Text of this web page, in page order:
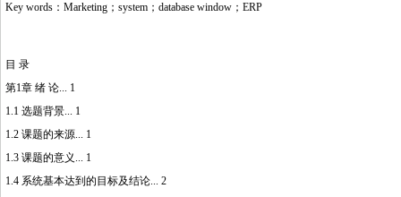
Key words：Marketing；system；database window；ERP
目 录
第1章 绪 论... 1
1.1 选题背景... 1
1.2 课题的来源... 1
1.3 课题的意义... 1
1.4 系统基本达到的目标及结论... 2